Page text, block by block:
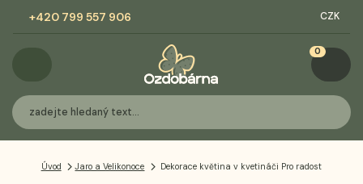
+420 799 557 906 CZK
0
Úvod Jaro a Velikonoce Dekorace květina v kvetináči Pro radost